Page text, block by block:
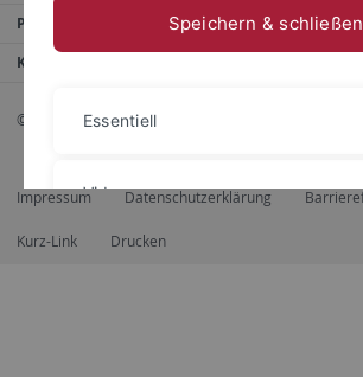
Portale
Kontaktinfo
© 2026 Eberhard Karls Universität Tübingen,
Impressum Datenschutzerklärung
Kurz-Link Drucken
Speichern & schließen
Essentiell
Videos